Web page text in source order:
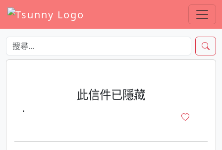
此信件已隱藏
·